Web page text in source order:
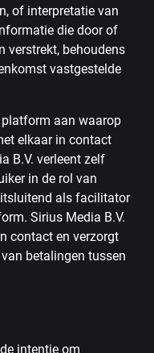
of interpretatie van
die door of
verstrekt, behoudens
vastgestelde
platform aan waarop
elkaar in contact
B.V. verleent zelf
in de rol van
als facilitator
Sirius Media B.V.
contact en verzorgt
betalingen tussen
intentie om